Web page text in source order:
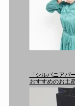
「シルバニアパ
おすすめのお土